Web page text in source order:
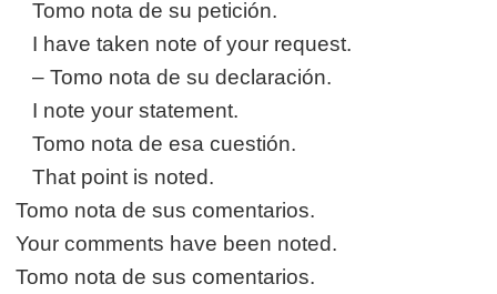
Tomo nota de su petición.
I have taken note of your request.
– Tomo nota de su declaración.
I note your statement.
Tomo nota de esa cuestión.
That point is noted.
Tomo nota de sus comentarios.
Your comments have been noted.
Tomo nota de sus comentarios.